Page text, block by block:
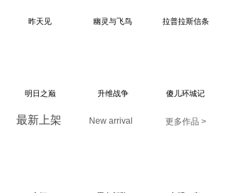
昨天见 幽灵与飞鸟 拉普拉斯信条
明日之巅 升维战争 傻儿环城记
最新上架 更多作品 >
New arrival